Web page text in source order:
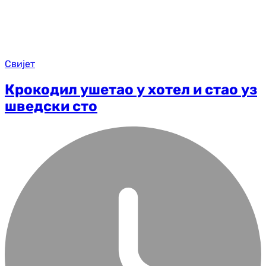
Свијет
Крокодил ушетао у хотел и стао уз
шведски сто